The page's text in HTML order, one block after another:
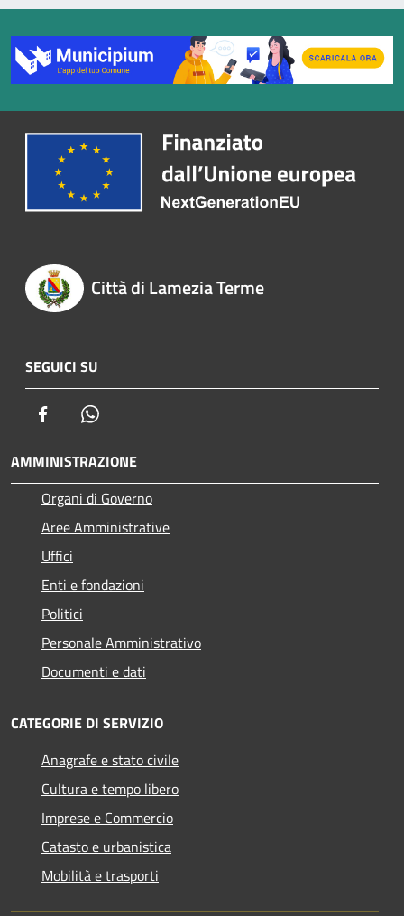
Città di Lamezia Terme
SEGUICI SU
Facebook
AMMINISTRAZIONE
Organi di Governo
Aree Amministrative
Uffici
Enti e fondazioni
Politici
Personale Amministrativo
Documenti e dati
CATEGORIE DI SERVIZIO
Anagrafe e stato civile
Cultura e tempo libero
Imprese e Commercio
Catasto e urbanistica
Mobilità e trasporti